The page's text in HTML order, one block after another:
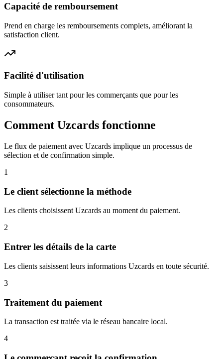
Capacité de remboursement
Prend en charge les remboursements complets, améliorant la
satisfaction client.
Facilité d'utilisation
Simple à utiliser tant pour les commerçants que pour les
consommateurs.
Comment Uzcards fonctionne
Le flux de paiement avec Uzcards implique un processus de
sélection et de confirmation simple.
1
Le client sélectionne la méthode
Les clients choisissent Uzcards au moment du paiement.
2
Entrer les détails de la carte
Les clients saisissent leurs informations Uzcards en toute sécurité.
3
Traitement du paiement
La transaction est traitée via le réseau bancaire local.
4